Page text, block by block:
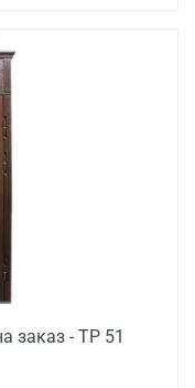
заказ - ТР 51